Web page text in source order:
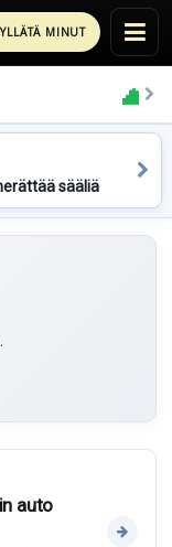
YLLÄTÄ MINUT
sääliä
auto